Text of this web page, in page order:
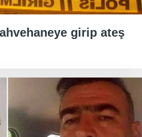
girip ateş